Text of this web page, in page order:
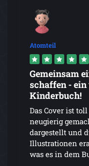
Atomteil
Gemeinsam
schaffen -
Kinderbuch!
Das Cover ist
neugierig
dargestellt und
Illustrationen
was es in dem